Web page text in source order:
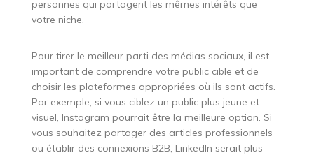
personnes qui partagent les mêmes intérêts que
votre niche.
Pour tirer le meilleur parti des médias sociaux, il est
important de comprendre votre public cible et de
choisir les plateformes appropriées où ils sont actifs.
Par exemple, si vous ciblez un public plus jeune et
visuel, Instagram pourrait être la meilleure option. Si
vous souhaitez partager des articles professionnels
ou établir des connexions B2B, LinkedIn serait plus